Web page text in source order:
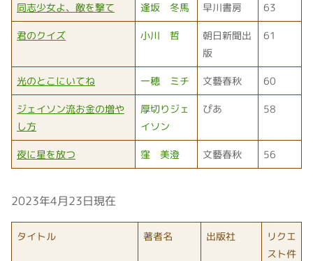
同志少女よ、敵を撃て 逢坂 冬馬 早川書房 63
君のクイズ 小川 哲
朝日新聞出
版
61
光のとこにいてね 一穂 ミチ 文藝春秋 60
ジェイソン流お金の増や
し方
厚切りジェ
イソン
ぴあ 58
夜に星を放つ 窪 美澄 文藝春秋 56
2023年4月23日現在
タイトル 著者名 出版社
リクエ
スト件